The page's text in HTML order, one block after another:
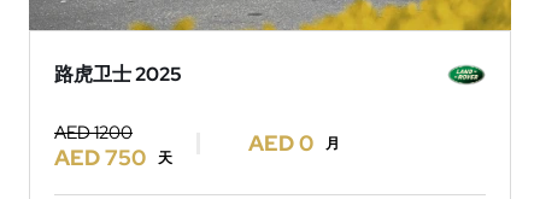
路虎卫士 2025
AED 1200
AED 750 天
AED 0 月